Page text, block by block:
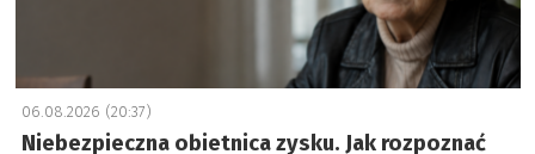
06.08.2026 (20:37)
Niebezpieczna obietnica zysku. Jak rozpoznać